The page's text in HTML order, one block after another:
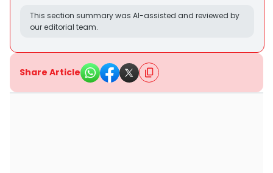
This section summary was AI-assisted and reviewed by
our editorial team.
Share Article